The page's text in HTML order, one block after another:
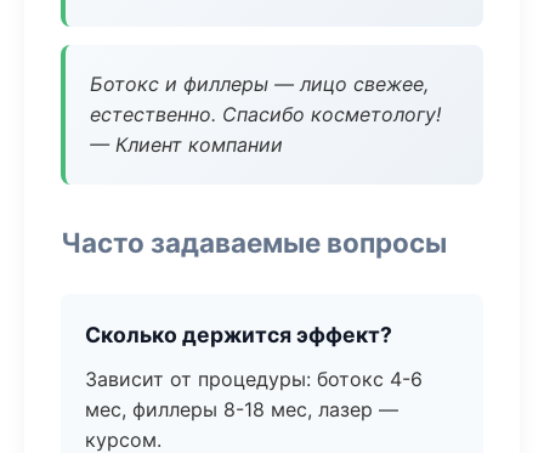
Ботокс и филлеры — лицо свежее,
естественно. Спасибо косметологу!
— Клиент компании
Часто задаваемые вопросы
Сколько держится эффект?
Зависит от процедуры: ботокс 4-6
мес, филлеры 8-18 мес, лазер —
курсом.